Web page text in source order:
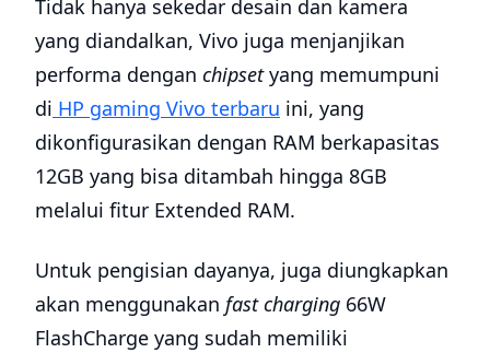
Tidak hanya sekedar desain dan kamera
yang diandalkan, Vivo juga menjanjikan
performa dengan chipsetyang memumpuni
di HP gaming Vivo terbaru ini, yang
dikonfigurasikan dengan RAM berkapasitas
12GB yang bisa ditambah hingga 8GB
melalui fitur Extended RAM.
Untuk pengisian dayanya, juga diungkapkan
akan menggunakan fast charging 66W
FlashCharge yang sudah memiliki